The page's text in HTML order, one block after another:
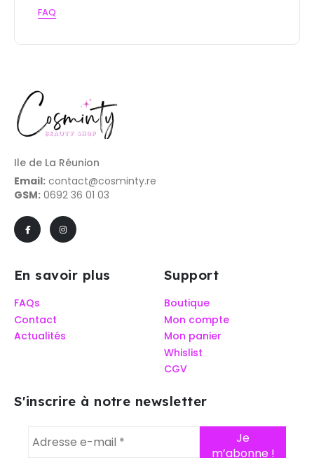
FAQ
Ile de La Réunion
Email: contact@cosminty.re
GSM: 0692 36 01 03
En savoir plus
FAQs
Contact
Actualités
Support
Boutique
Mon compte
Mon panier
Whislist
CGV
S'inscrire à notre newsletter